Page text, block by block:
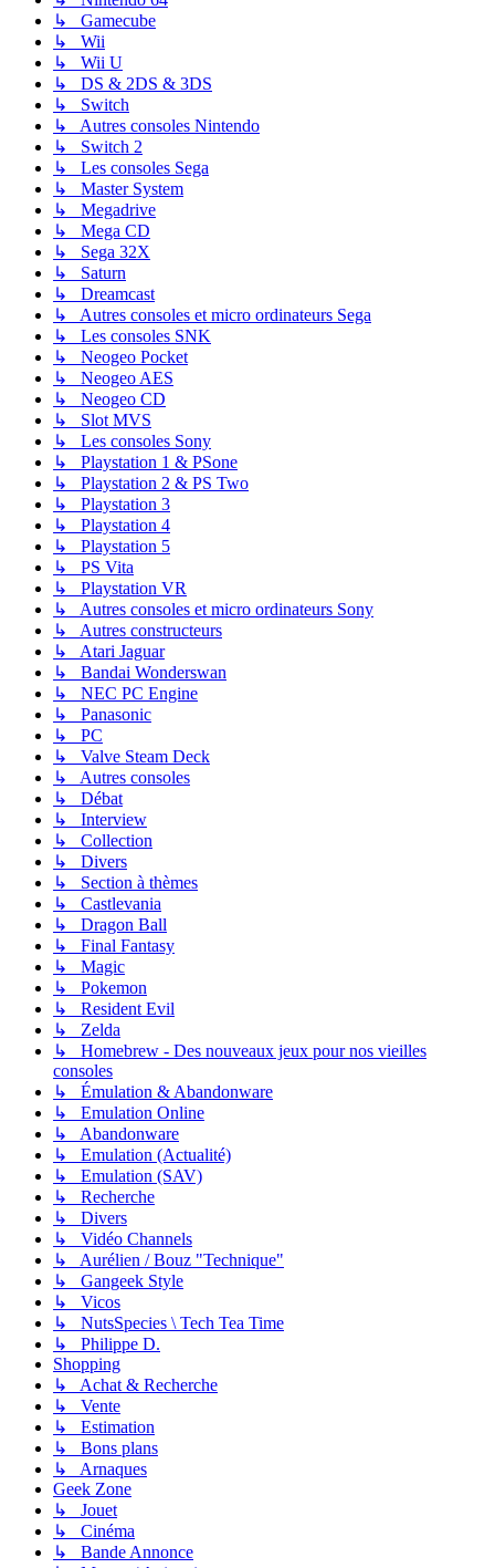
↳ Gamecube
↳ Wii
↳ Wii U
↳ DS & 2DS & 3DS
↳ Switch
↳ Autres consoles Nintendo
↳ Switch 2
↳ Les consoles Sega
↳ Master System
↳ Megadrive
↳ Mega CD
↳ Sega 32X
↳ Saturn
↳ Dreamcast
↳ Autres consoles et micro ordinateurs Sega
↳ Les consoles SNK
↳ Neogeo Pocket
↳ Neogeo AES
↳ Neogeo CD
↳ Slot MVS
↳ Les consoles Sony
↳ Playstation 1 & PSone
↳ Playstation 2 & PS Two
↳ Playstation 3
↳ Playstation 4
↳ Playstation 5
↳ PS Vita
↳ Playstation VR
↳ Autres consoles et micro ordinateurs Sony
↳ Autres constructeurs
↳ Atari Jaguar
↳ Bandai Wonderswan
↳ NEC PC Engine
↳ Panasonic
↳ PC
↳ Valve Steam Deck
↳ Autres consoles
↳ Débat
↳ Interview
↳ Collection
↳ Divers
↳ Section à thèmes
↳ Castlevania
↳ Dragon Ball
↳ Final Fantasy
↳ Magic
↳ Pokemon
↳ Resident Evil
↳ Zelda
↳ Homebrew - Des nouveaux jeux pour nos vieilles
consoles
↳ Émulation & Abandonware
↳ Emulation Online
↳ Abandonware
↳ Emulation (Actualité)
↳ Emulation (SAV)
↳ Recherche
↳ Divers
↳ Vidéo Channels
↳ Aurélien / Bouz "Technique"
↳ Gangeek Style
↳ Vicos
↳ NutsSpecies \ Tech Tea Time
↳ Philippe D.
Shopping
↳ Achat & Recherche
↳ Vente
↳ Estimation
↳ Bons plans
↳ Arnaques
Geek Zone
↳ Jouet
↳ Cinéma
↳ Bande Annonce